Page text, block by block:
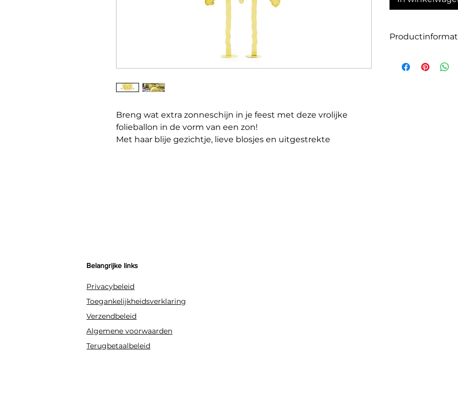
Breng wat extra zonneschijn in je feest met deze vrolijke
folieballon in de vorm van een zon!
Met haar blije gezichtje, lieve blosjes en uitgestrekte
Kleur: geel
Belangrijke links
Privacybeleid
Toegankelijkheidsverklaring
Verzendbeleid
Algemene voorwaarden
Terugbetaalbeleid